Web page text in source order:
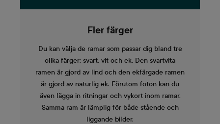
Fler färger
Du kan välja de ramar som passar dig bland tre
olika färger: svart, vit och ek. Den svartvita
ramen är gjord av lind och den ekfärgade ramen
är gjord av naturlig ek. Förutom foton kan du
även lägga in ritningar och vykort inom ramar.
Samma ram är lämplig för både stående och
liggande bilder.